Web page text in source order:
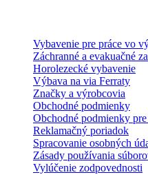
Vybavenie pre práce vo
Záchranné a evakuačné
Horolezecké vybavenie
Výbava na via Ferraty
Značky a výrobcovia
Obchodné podmienky
Obchodné podmienky
Reklamačný poriadok
Spracovanie osobných
Zásady používania
Vylúčenie zodpovednosti